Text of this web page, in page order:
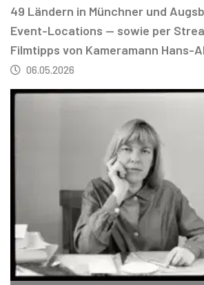
49 Ländern in Münchner und
Event-Locations — sowie per
Filmtipps von Kameramann Hans-
06.05.2026